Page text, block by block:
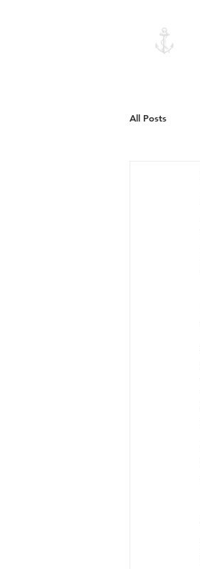
All Posts